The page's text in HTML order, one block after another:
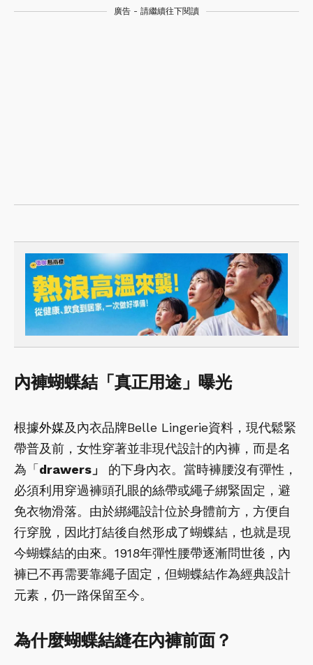
廣告 - 請繼續往下閱讀
內褲蝴蝶結「真正用途」曝光
根據外媒及內衣品牌Belle Lingerie資料，現代鬆緊
帶普及前，女性穿著並非現代設計的內褲，而是名
為「drawers」
的下身內衣。當時褲腰沒有彈性，
必須利用穿過褲頭孔眼的絲帶或繩子綁緊固定，避
免衣物滑落。由於綁繩設計位於身體前方，方便自
行穿脫，因此打結後自然形成了蝴蝶結，也就是現
今蝴蝶結的由來。1918年彈性腰帶逐漸問世後，內
褲已不再需要靠繩子固定，但蝴蝶結作為經典設計
元素，仍一路保留至今。
為什麼蝴蝶結縫在內褲前面？